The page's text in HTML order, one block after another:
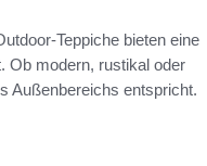
Teppiche bieten eine
Ob modern, rustikal oder
Außenbereichs entspricht.